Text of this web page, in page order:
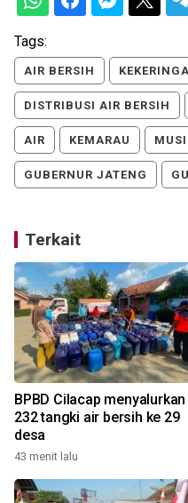
Tags:
AIR BERSIH
DISTRIBUSI AIR BERSIH
AIR KEMARAU
GUBERNUR JATENG
Terkait
BPBD Cilacap menyalurkan
232 tangki air bersih ke 29
desa
43 menit lalu